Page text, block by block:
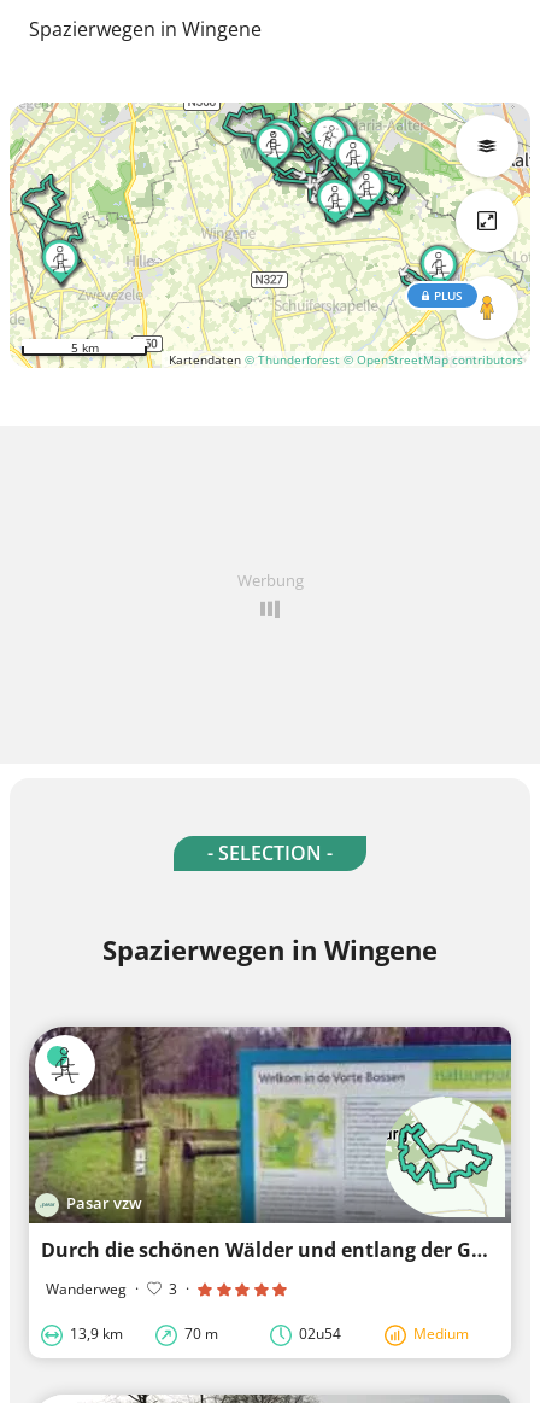
Spazierwegen in Wingene
Kartendaten © Thunderforest © OpenStreetMap contributors
PLUS
5 km
Werbung
- SELECTION -
Spazierwegen in Wingene
Pasar vzw
Durch die schönen Wälder und entlang der Gulke Putten
Wanderweg · 3 ·
13,9 km 70 m 02u54 Medium